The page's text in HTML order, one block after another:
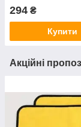
294 ₴
Купити
Акційні